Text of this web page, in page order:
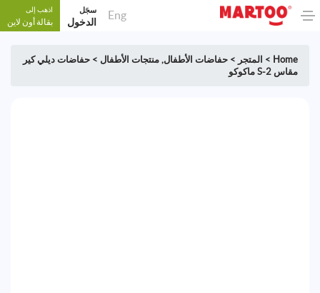
Eng سجَل
الدخول
اذهب إلى
بقالة أون لاين
Home
> المتجر > حفاضات الأطفال, منتجات الأطفال > حفاضات ديلي كير
مقاس S-2 ماكوكو